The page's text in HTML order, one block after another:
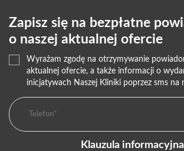
Zapisz się na bezpłatne
o naszej aktualnej ofercie
Wyrażam zgodę na otrzymywanie
aktualnej ofercie, a także informacji o
inicjatywach Naszej Kliniki poprzez sms na
Klauzula informacyjna